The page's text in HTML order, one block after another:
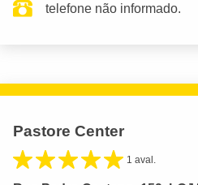
telefone não informado.
Pastore Center
1 aval.